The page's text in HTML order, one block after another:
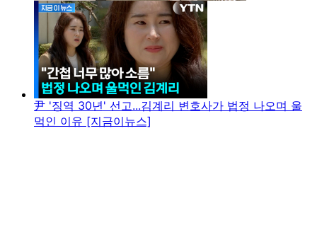
尹 '징역 30년' 선고...김계리 변호사가 법정 나오며 울
먹인 이유 [지금이뉴스]